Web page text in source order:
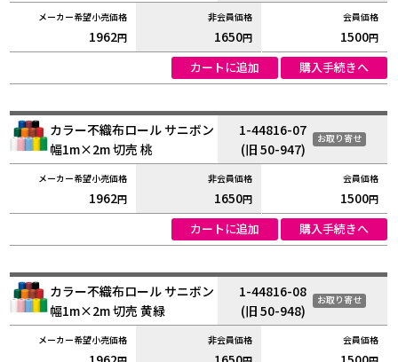
1962円 1650円 1500円
カートに追加 購入手続きへ
カラー不織布ロール サニボン
幅1m×2m 切売 桃
1-44816-07
(旧 50-947)
お取り寄せ
1962円 1650円 1500円
カートに追加 購入手続きへ
カラー不織布ロール サニボン
幅1m×2m 切売 黄緑
1-44816-08
(旧 50-948)
お取り寄せ